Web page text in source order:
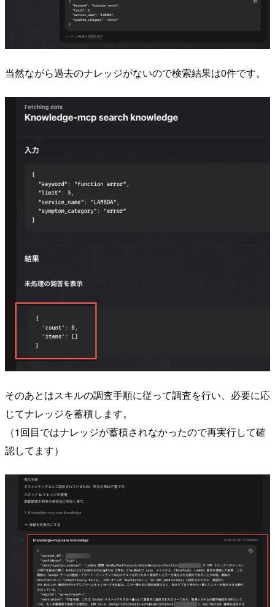
当然ながら過去のナレッジがないので検索結果は0件です。
そのあとはスキルの調査手順に従って調査を行い、必要に応
じてナレッジを蓄積します。
（1回目ではナレッジが蓄積されなかったので再実行して確
認してます）